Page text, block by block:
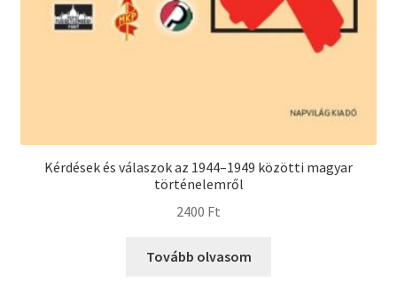
Kérdések és válaszok az 1944–1949 közötti magyar
történelemről
2400 Ft
Tovább olvasom